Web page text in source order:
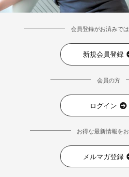
会員登録がお済みで
新規会員登録
会員の方
ログイン
お得な最新情報を
メルマガ登録